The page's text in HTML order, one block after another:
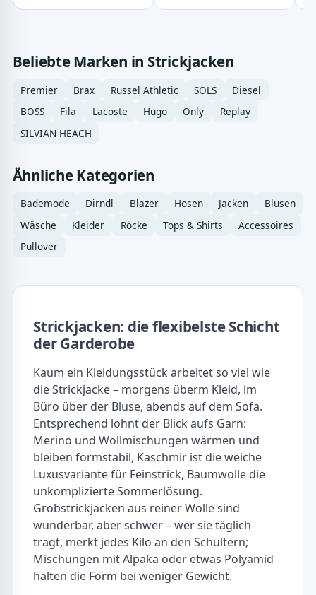
Beliebte Marken in Strickjacken
Premier Brax Russel Athletic SOLS
Diesel
BOSS
Fila Lacoste Hugo Only
Replay
SILVIAN HEACH
Ähnliche Kategorien
Bademode Dirndl Blazer Hosen Jacken
Blusen
Wäsche
Kleider Röcke Tops & Shirts
Accessoires
Pullover
Strickjacken: die flexibelste Schicht
der Garderobe
Kaum ein Kleidungsstück arbeitet so viel wie
die Strickjacke – morgens überm Kleid, im
Büro über der Bluse, abends auf dem Sofa.
Entsprechend lohnt der Blick aufs Garn:
Merino und Wollmischungen wärmen und
bleiben formstabil, Kaschmir ist die weiche
Luxusvariante für Feinstrick, Baumwolle die
unkomplizierte Sommerlösung.
Grobstrickjacken aus reiner Wolle sind
wunderbar, aber schwer – wer sie täglich
trägt, merkt jedes Kilo an den Schultern;
Mischungen mit Alpaka oder etwas Polyamid
halten die Form bei weniger Gewicht.